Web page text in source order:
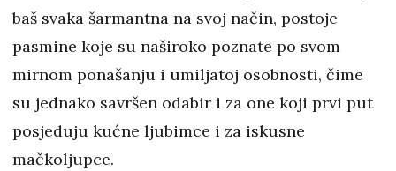
baš svaka šarmantna na svoj način, postoje
pasmine koje su naširoko poznate po svom
mirnom ponašanju i umiljatoj osobnosti, čime
su jednako savršen odabir i za one koji prvi put
posjeduju kućne ljubimce i za iskusne
mačkoljupce.